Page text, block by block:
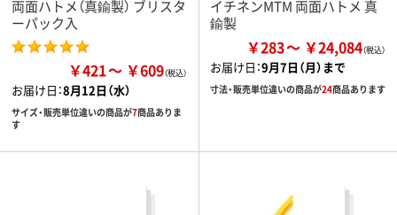
両面ハトメ（真鍮製） ブリスタ
ーパック入
￥421 ￥609
お届け日：8月12日（水）
サイズ・販売単位違いの商品が7商品ありま
す
イチネンMTM 両面ハトメ 真
鍮製
￥283 ￥24,084
お届け日：9月7日（月）まで
寸法・販売単位違いの商品が24商品あります